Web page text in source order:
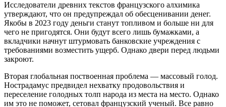
Исследователи древних текстов французского алхимика
утверждают, что он предупреждал об обесценивании денег.
Якобы в 2023 году деньги станут топливом и больше ни для
чего не пригодятся. Они будут всего лишь бумажками, а
вкладчики начнут штурмовать банковские учреждения с
требованиями возместить ущерб. Однако двери перед людьми
закроют.
Вторая глобальная поствоенная проблема — массовый голод.
Нострадамус предвидел нехватку продовольствия и
переселение голодных толп народа из места на место. Однако
им это не поможет, сетовал французский ученый. Все равно